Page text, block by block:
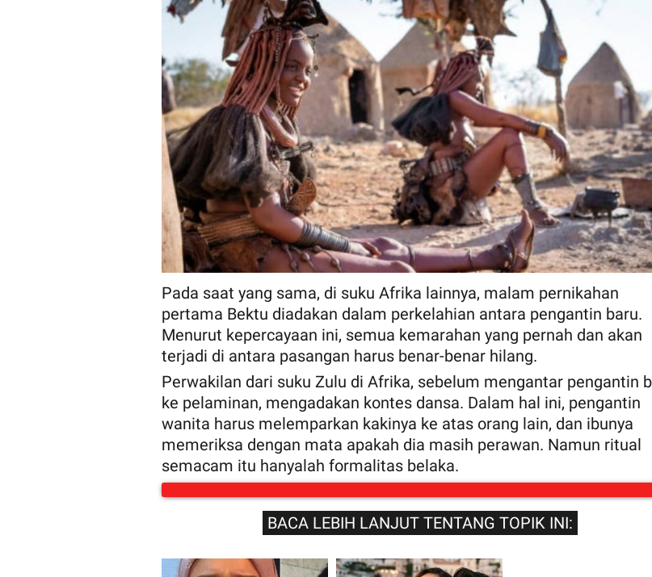
Pada saat yang sama, di suku Afrika lainnya, malam pernikahan
pertama Bektu diadakan dalam perkelahian antara pengantin baru.
Menurut kepercayaan ini, semua kemarahan yang pernah dan akan
terjadi di antara pasangan harus benar-benar hilang.
Perwakilan dari suku Zulu di Afrika, sebelum mengantar pengantin
ke pelaminan, mengadakan kontes dansa. Dalam hal ini, pengantin
wanita harus melemparkan kakinya ke atas orang lain, dan ibunya
memeriksa dengan mata apakah dia masih perawan. Namun ritual
semacam itu hanyalah formalitas belaka.
BACA LEBIH LANJUT TENTANG TOPIK INI: